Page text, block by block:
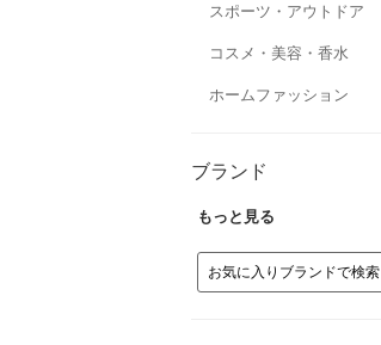
スポーツ・アウトドア
コスメ・美容・香水
ホームファッション
ブランド
もっと見る
お気に入りブランドで検索